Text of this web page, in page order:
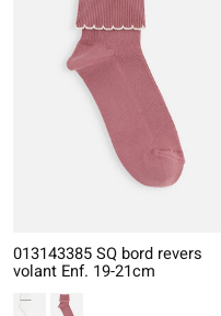
013143385 SQ bord revers
volant Enf. 19-21cm